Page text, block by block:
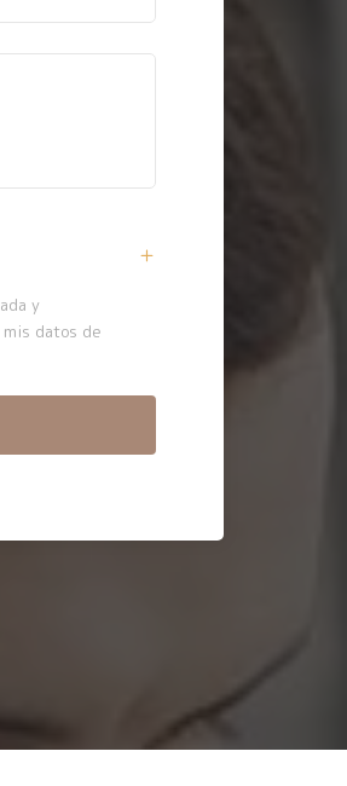
y
datos de